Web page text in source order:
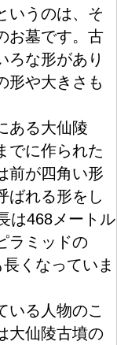
いうのは、そ
お墓です。 古
ろな形があり
形や大きさも
ある大仙陵
でに作られた
前が四角い形
ばれる形をし
は468メートル
ラミッドの
長 くなっていま
いる 人物のこ
大仙陵古墳の